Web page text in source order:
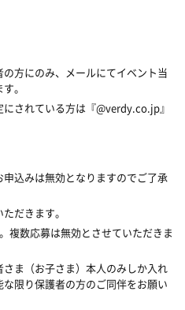
方にのみ、メールにてイベント当
。
されている方は『@verdy.co.jp』
込みは無効となりますのでご了承
だきます。
複数応募は無効とさせていただきま
ま（お子さま）本人のみしか入れ
限り保護者の方のご同伴をお願い